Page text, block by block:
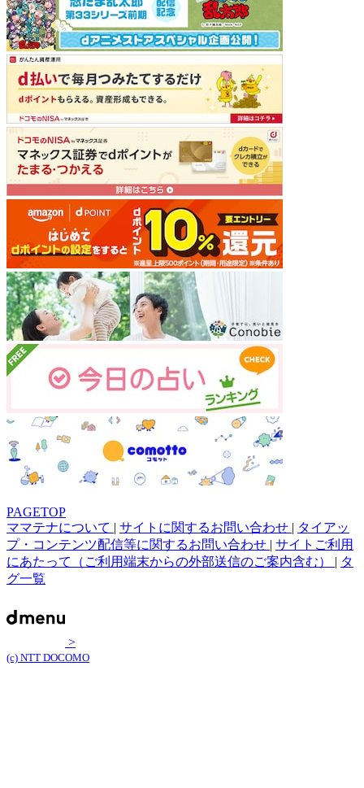
PAGETOP
ママテナについて | サイトに関するお問い合わせ | タイアッ
プ・コンテンツ配信等に関するお問い合わせ | サイトご利用
にあたって（ご利用端末からの外部送信のご案内含む） | タ
グ一覧
>
(c) NTT DOCOMO